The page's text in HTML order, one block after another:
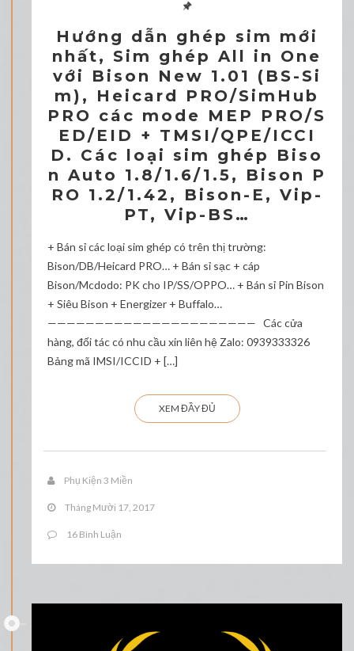
Hướng dẫn ghép sim mới
nhất, Sim ghép All in One
với Bison New 1.01 (BS-Si
m), Heicard PRO/SimHub
PRO các mode MEP PRO/S
ED/EID + TMSI/QPE/ICCI
D. Các loại sim ghép Biso
n Auto 1.8/1.6/1.5, Bison P
RO 1.2/1.42, Bison-E, Vip-
PT, Vip-BS…
+ Bán sỉ các loại sim ghép có trên thị trường:
Bison/DB/Heicard PRO… + Bán sỉ sạc + cáp
Bison/Mcdodo: PK cho IP/SS/OPPO… + Bán sỉ Pin Bison
+ Siêu Bison + Energizer + Buffalo…
—————————————————————— Các cửa
hàng, đối tác có nhu cầu xin liên hệ Zalo: 0939333326
Bảng mã IMSI/ICCID + […]
XEM ĐẦY ĐỦ
Phụ Kiện 3 Miền
Tháng Mười 17, 2017
16 Bình Luận